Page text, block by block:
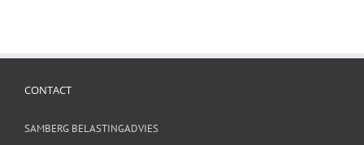
CONTACT
SAMBERG BELASTINGADVIES